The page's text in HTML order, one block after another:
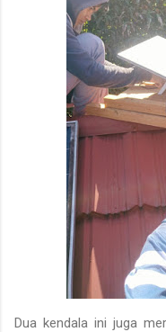
Dua kendala ini juga